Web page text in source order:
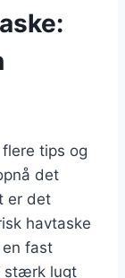
tips og
det
er det
havtaske
fast
stærk lugt